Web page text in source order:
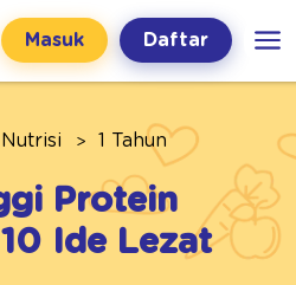
Masuk Daftar
Nutrisi 1 Tahun
Protein
Ide Lezat